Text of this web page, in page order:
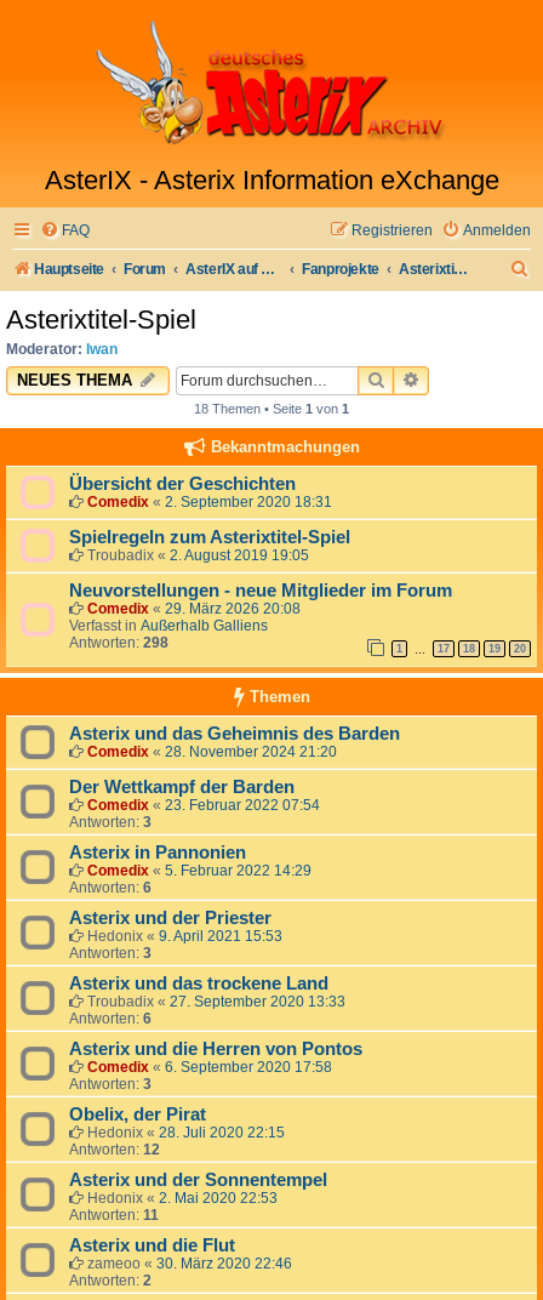
AsterIX - Asterix Information eXchange
FAQ Anmelden
Registrieren
Hauptseite Forum AsterIX auf Deutsch Fanprojekte Asterixtitel-Spiel
Asterixtitel-Spiel
Moderator: Iwan
NEUES THEMA SUCHEERWEITERTE
18 Themen • Seite 1 von 1
Bekanntmachungen
Übersicht der Geschichten
Comedix « 2. September 2020 18:31
Spielregeln zum Asterixtitel-Spiel
Troubadix « 2. August 2019 19:05
Neuvorstellungen - neue Mitglieder im Forum
Comedix « 29. März 2026 20:08
Verfasst in Außerhalb Galliens
Antworten: 298 1 … 17 18 19 20
Themen
Asterix und das Geheimnis des Barden
Comedix « 28. November 2024 21:20
Der Wettkampf der Barden
Comedix « 23. Februar 2022 07:54
Antworten: 3
Asterix in Pannonien
Comedix « 5. Februar 2022 14:29
Antworten: 6
Asterix und der Priester
Hedonix « 9. April 2021 15:53
Antworten: 3
Asterix und das trockene Land
Troubadix « 27. September 2020 13:33
Antworten: 6
Asterix und die Herren von Pontos
Comedix « 6. September 2020 17:58
Antworten: 3
Obelix, der Pirat
Hedonix « 28. Juli 2020 22:15
Antworten: 12
Asterix und der Sonnentempel
Hedonix « 2. Mai 2020 22:53
Antworten: 11
Asterix und die Flut
zameoo « 30. März 2020 22:46
Antworten: 2